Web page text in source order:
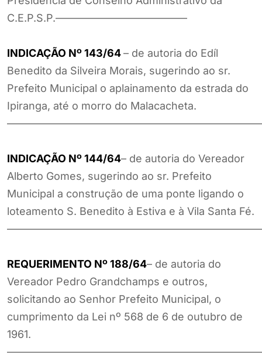
C.E.P.S.P.————————————–
INDICAÇÃO Nº 143/64– de autoria do Edíl
Benedito da Silveira Morais, sugerindo ao sr.
Prefeito Municipal o aplainamento da estrada do
Ipiranga, até o morro do Malacacheta.
INDICAÇÃO Nº 144/64– de autoria do Vereador
Alberto Gomes, sugerindo ao sr. Prefeito
Municipal a construção de uma ponte ligando o
loteamento S. Benedito à Estiva e à Vila Santa Fé.
REQUERIMENTO Nº 188/64– de autoria do
Vereador Pedro Grandchamps e outros,
solicitando ao Senhor Prefeito Municipal, o
cumprimento da Lei nº 568 de 6 de outubro de
1961.